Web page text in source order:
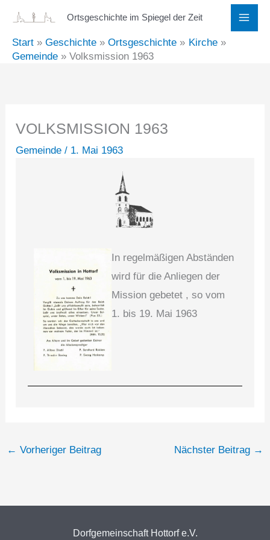
springen
Ortsgeschichte im Spiegel der Zeit
Start Geschichte Ortsgeschichte
Kirche
Gemeinde
Volksmission 1963
VOLKSMISSION 1963
Gemeinde / 1. Mai 1963
In regelmäßigen Abständen
wird für die Anliegen der
Mission gebetet , so vom
1. bis 19. Mai 1963
← Vorheriger Beitrag Nächster Beitrag →
Dorfgemeinschaft Hottorf e.V.